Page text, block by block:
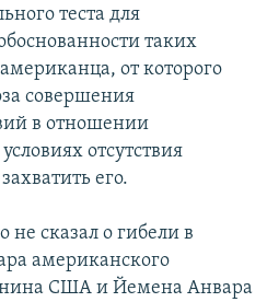
теста для
таких
от которого
совершения
в отношении
отсутствия
его.
сказал о гибели в
американского
США и Йемена Анвара